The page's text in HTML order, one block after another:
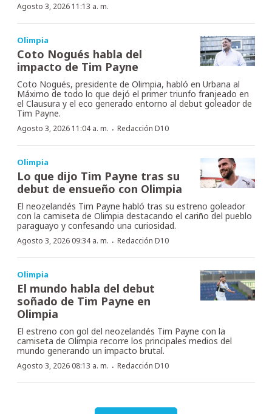
Agosto 3, 2026 11:13 a. m.
Olimpia
Coto Nogués habla del
impacto de Tim Payne
Coto Nogués, presidente de Olimpia, habló en Urbana al
Máximo de todo lo que dejó el primer triunfo franjeado en
el Clausura y el eco generado entorno al debut goleador de
Tim Payne.
Agosto 3, 2026 11:04 a. m. · Redacción D10
Olimpia
Lo que dijo Tim Payne tras su
debut de ensueño con Olimpia
El neozelandés Tim Payne habló tras su estreno goleador
con la camiseta de Olimpia destacando el cariño del pueblo
paraguayo y confesando una curiosidad.
Agosto 3, 2026 09:34 a. m. · Redacción D10
Olimpia
El mundo habla del debut
soñado de Tim Payne en
Olimpia
El estreno con gol del neozelandés Tim Payne con la
camiseta de Olimpia recorre los principales medios del
mundo generando un impacto brutal.
Agosto 3, 2026 08:13 a. m. · Redacción D10